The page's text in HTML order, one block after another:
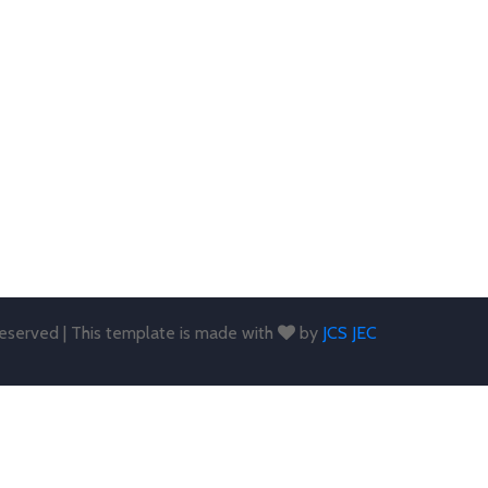
| This template is made with by JCS JEC